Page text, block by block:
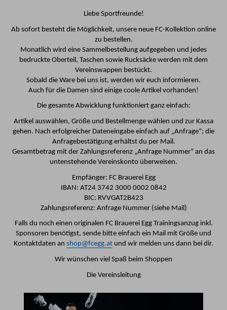
Liebe Sportfreunde!
Ab sofort besteht die Möglichkeit, unsere neue FC-Kollektion online
zu bestellen.
Monatlich wird eine Sammelbestellung aufgegeben und jedes
bedruckte Oberteil, Taschen sowie Rucksäcke werden mit dem
Vereinswappen bestückt.
Sobald die Ware bei uns ist, werden wir euch informieren.
Auch für die Damen sind einige coole Artikel vorhanden!
Die gesamte Abwicklung funktioniert ganz einfach:
Artikel auswählen, Größe und Bestellmenge wählen und zur Kassa
gehen. Nach erfolgreicher Dateneingabe einfach auf „Anfrage“; die
Anfragebestätigung erhältst du per Mail.
Gesamtbetrag mit der Zahlungsreferenz „Anfrage Nummer“ an das
untenstehende Vereinskonto überweisen.
Empfänger: FC Brauerei Egg
IBAN: AT24 3742 3000 0002 0842
BIC: RVVGAT2B423
Zahlungsreferenz: Anfrage Nummer (siehe Mail)
Falls du noch einen originalen FC Brauerei Egg Trainingsanzug inkl.
Sponsoren benötigst, sende bitte einfach ein Mail mit Größe und
Kontaktdaten an shop@fcegg.at und wir melden uns dann bei dir.
Wir wünschen viel Spaß beim Shoppen
Die Vereinsleitung